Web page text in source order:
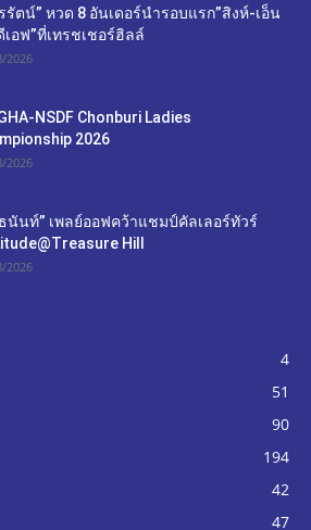
รัตน์” หวด 8 อันเดอร์นำรอบแรก”สิงห์-เอ็น
เอฟ”ที่เทรชเชอร์ฮิลล์
2026
NSDF Chonburi Ladies
2026
2026
นันท์” เพลย์ออฟคว้าแชมป์คัลเลอร์ทัวร์
Hill
2026
4
51
90
194
42
47